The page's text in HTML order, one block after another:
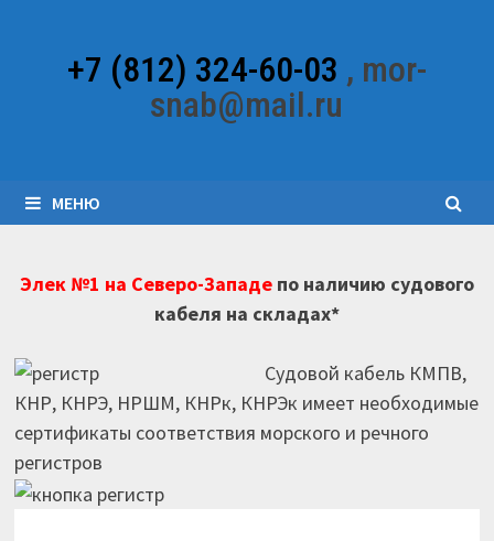
содержимому+7 (812) 324-60-03 , mor-
snab@mail.ru
МЕНЮ
Элек №1 на Северо-Западепо наличию судового
кабеля на складах*
Судовой кабель КМПВ,
КНР, КНРЭ, НРШМ, КНРк, КНРЭк имеет необходимые
сертификаты соответствия морского и речного
регистров